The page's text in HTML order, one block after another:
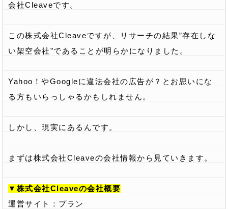
会社Cleaveです。
この株式会社Cleaveですが、リサーチの結果”存在しな
い架空会社”であることが明らかになりました。
Yahoo！やGoogleに違法会社の広告が？とお思いにな
る方もいらっしゃるかもしれません。
しかし、現実にあるんです。
まずは株式会社Cleaveの会社情報から見ていきます。
▼株式会社Cleaveの会社概要
運営サイト：プラン